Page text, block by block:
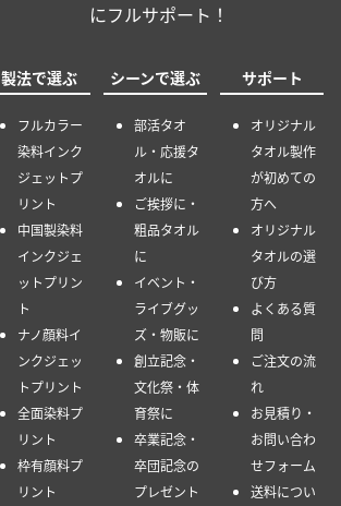
にフルサポート！
製法で選ぶ
フルカラー
染料インク
ジェットプ
リント
中国製染料
インクジェ
ットプリン
ト
ナノ顔料イ
ンクジェッ
トプリント
全面染料プ
リント
枠有顔料プ
リント
シーンで選ぶ
部活タオ
ル・応援タ
オルに
ご挨拶に・
粗品タオル
に
イベント・
ライブグッ
ズ・物販に
創立記念・
文化祭・体
育祭に
卒業記念・
卒団記念の
プレゼント
サポート
オリジナル
タオル製作
が初めての
方へ
オリジナル
タオルの選
び方
よくある質
問
ご注文の流
れ
お見積り・
お問い合わ
せフォーム
送料につい